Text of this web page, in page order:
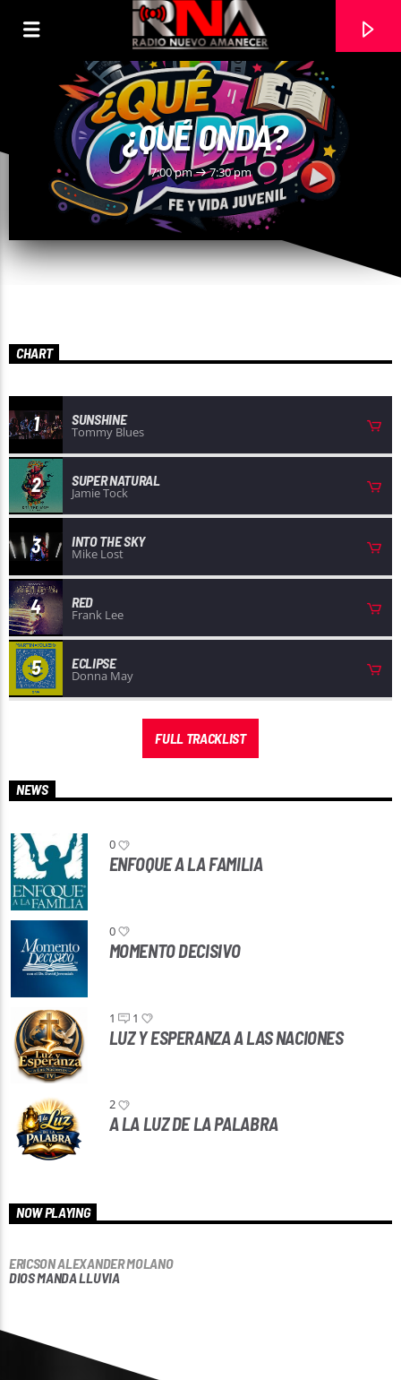
ERICSON ALEXANDER MOLANO
¿QUÉ ONDA?
7:00 pm 7:30 pm
CHART
1 SUNSHINE
Tommy Blues
2 SUPER NATURAL
Jamie Tock
3 INTO THE SKY
Mike Lost
4 RED
Frank Lee
5 ECLIPSE
Donna May
FULL TRACKLIST
NEWS
0
ENFOQUE A LA FAMILIA
0
MOMENTO DECISIVO
1 1
LUZ Y ESPERANZA A LAS NACIONES
2
A LA LUZ DE LA PALABRA
NOW PLAYING
ERICSON ALEXANDER MOLANO
DIOS MANDA LLUVIA